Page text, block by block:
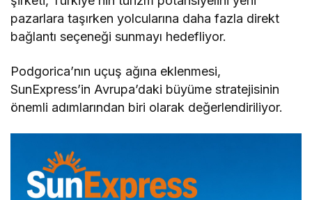
pazarlara taşırken yolcularına daha fazla direkt
bağlantı seçeneği sunmayı hedefliyor.
Podgorica’nın uçuş ağına eklenmesi,
SunExpress’in Avrupa’daki büyüme stratejisinin
önemli adımlarından biri olarak değerlendiriliyor.